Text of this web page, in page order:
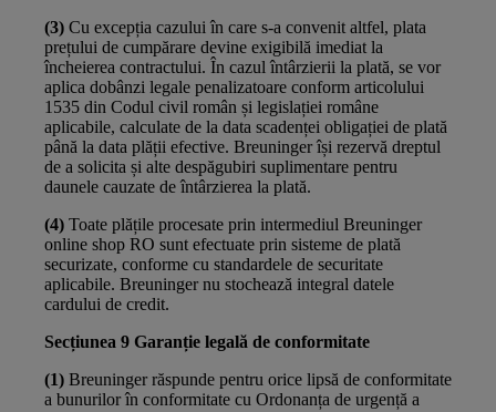
(3) Cu excepția cazului în care s-a convenit altfel, plata
prețului de cumpărare devine exigibilă imediat la
încheierea contractului. În cazul întârzierii la plată, se vor
aplica dobânzi legale penalizatoare conform articolului
1535 din Codul civil român și legislației române
aplicabile, calculate de la data scadenței obligației de plată
până la data plății efective. Breuninger își rezervă dreptul
de a solicita și alte despăgubiri suplimentare pentru
daunele cauzate de întârzierea la plată.
(4) Toate plățile procesate prin intermediul Breuninger
online shop RO sunt efectuate prin sisteme de plată
securizate, conforme cu standardele de securitate
aplicabile. Breuninger nu stochează integral datele
cardului de credit.
Secțiunea 9 Garanție legală de conformitate
(1) Breuninger răspunde pentru orice lipsă de conformitate
a bunurilor în conformitate cu Ordonanța de urgență a